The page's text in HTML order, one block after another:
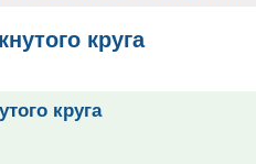
круга
круга